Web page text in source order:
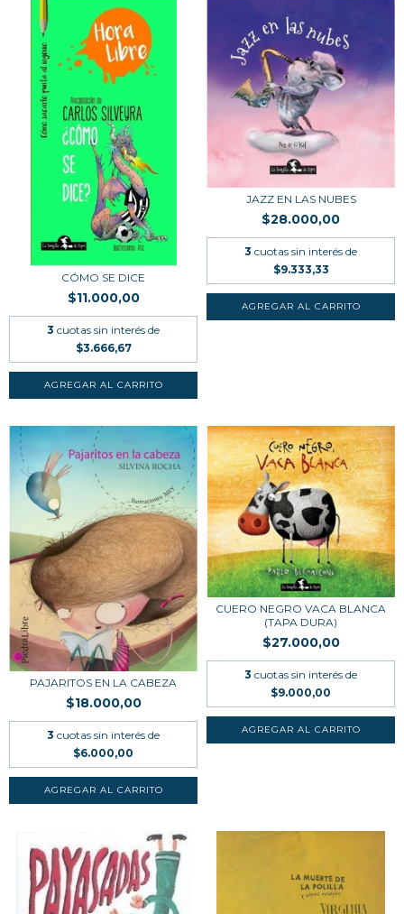
CÓMO SE DICE
$11.000,00
3 cuotas sin interés de
$3.666,67
JAZZ EN LAS NUBES
$28.000,00
3 cuotas sin interés de
$9.333,33
PAJARITOS EN LA CABEZA
$18.000,00
3 cuotas sin interés de
$6.000,00
CUERO NEGRO VACA BLANCA
(TAPA DURA)
$27.000,00
3 cuotas sin interés de
$9.000,00